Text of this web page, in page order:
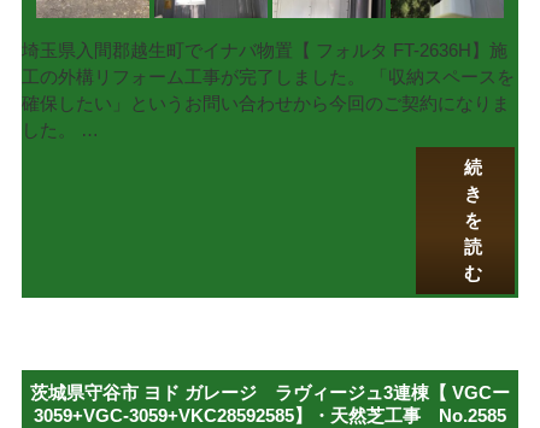
埼玉県入間郡越生町でイナバ物置【 フォルタ FT-2636H】施
工の外構リフォーム工事が完了しました。 「収納スペースを
確保したい」というお問い合わせから今回のご契約になりま
した。 …
続
き
を
読
む
茨城県守谷市 ヨド ガレージ ラヴィージュ3連棟【 VGCー
3059+VGC-3059+VKC28592585】・天然芝工事 No.2585